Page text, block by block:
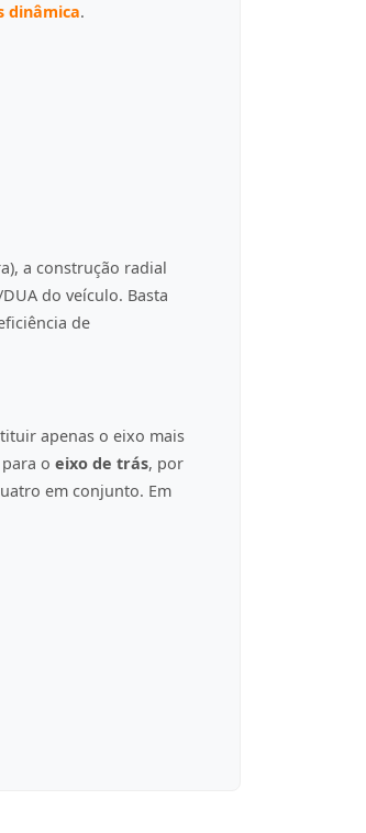
dinâmica.
a construção radial
do veículo. Basta
de
apenas o eixo mais
o eixo de trás, por
em conjunto. Em